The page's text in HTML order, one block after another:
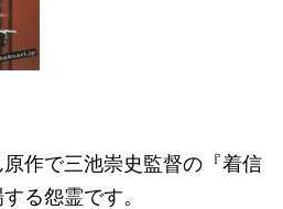
作で三池崇史監督の『着信
る怨霊です。